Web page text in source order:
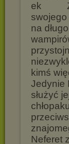
na
kimś
Jedynie
służyć
Neferet